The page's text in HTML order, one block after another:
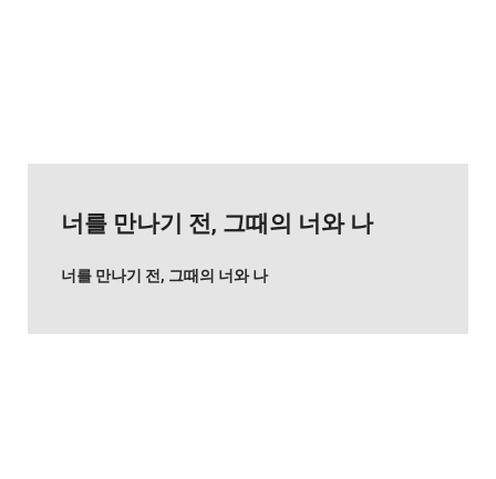
너를 만나기 전, 그때의 너와 나
너를 만나기 전, 그때의 너와 나